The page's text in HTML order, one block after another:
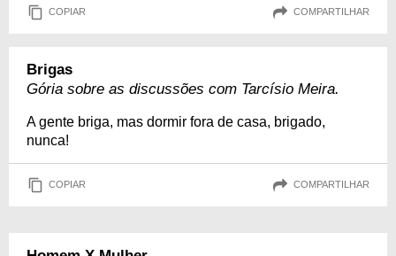
COPIAR COMPARTILHAR
Brigas
Gória sobre as discussões com Tarcísio Meira.
A gente briga, mas dormir fora de casa, brigado,
nunca!
COPIAR COMPARTILHAR